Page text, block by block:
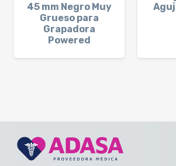
45 mm Negro Muy
Grueso para
Grapadora
Powered